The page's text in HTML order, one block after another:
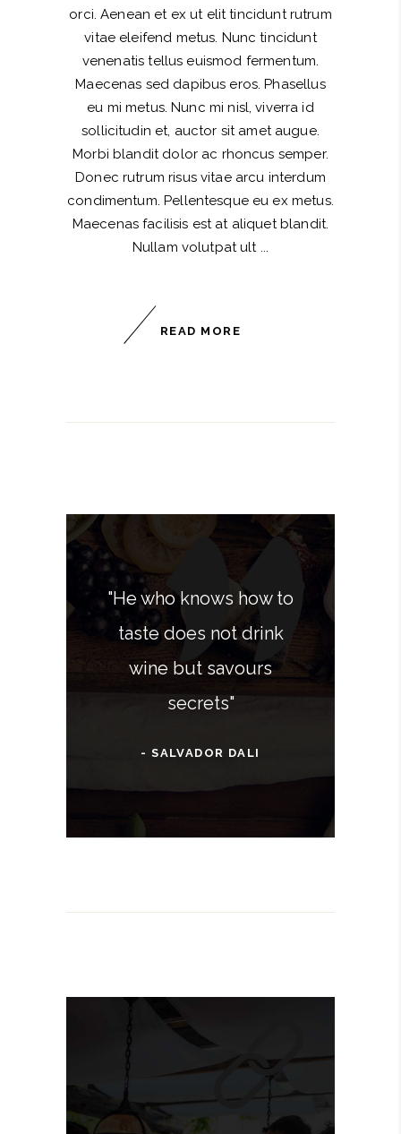
orci. Aenean et ex ut elit tincidunt rutrum
vitae eleifend metus. Nunc tincidunt
venenatis tellus euismod fermentum.
Maecenas sed dapibus eros. Phasellus
eu mi metus. Nunc mi nisl, viverra id
sollicitudin et, auctor sit amet augue.
Morbi blandit dolor ac rhoncus semper.
Donec rutrum risus vitae arcu interdum
condimentum. Pellentesque eu ex metus.
Maecenas facilisis est at aliquet blandit.
Nullam volutpat ult
READ MORE
"He who knows how to
taste does not drink
wine but savours
secrets"
- SALVADOR DALI